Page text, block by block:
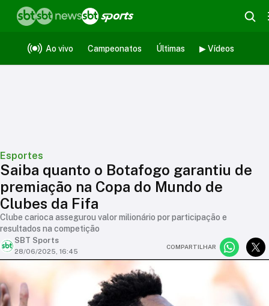
Ao vivo Campeonatos Últimas ▶ Vídeos
Esportes
Saiba quanto o Botafogo garantiu de
premiação na Copa do Mundo de
Clubes da Fifa
Clube carioca assegurou valor milionário por participação e
resultados na competição
SBT Sports
28/06/2025, 16:45
COMPARTILHAR